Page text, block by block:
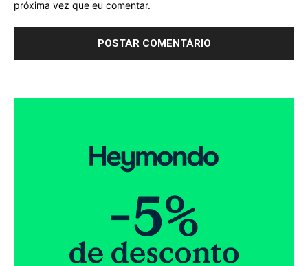
próxima vez que eu comentar.